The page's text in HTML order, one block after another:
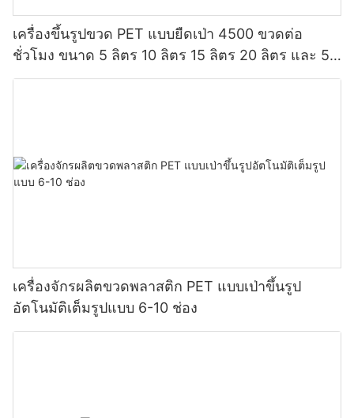
เครื่องขึ้นรูปขวด PET แบบยืดเป่า 4500 ขวดต่อ
ชั่วโมง ขนาด 5 ลิตร 10 ลิตร 15 ลิตร 20 ลิตร และ 5
แกลลอน
เครื่องจักรผลิตขวดพลาสติก PET แบบเป่าขึ้นรูป
อัตโนมัติเต็มรูปแบบ 6-10 ช่อง